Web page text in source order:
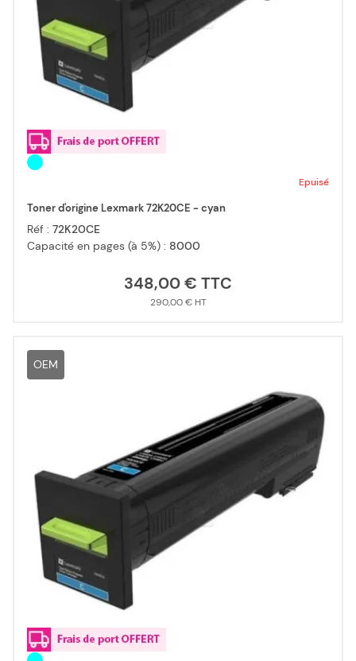
Epuisé
Toner d'origine Lexmark 72K20CE - cyan
Réf : 72K20CE
Capacité en pages (à 5%) : 8000
348,00 €
290,00 €
OEM